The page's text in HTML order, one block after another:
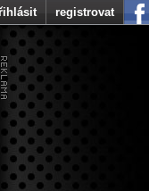
registrovat